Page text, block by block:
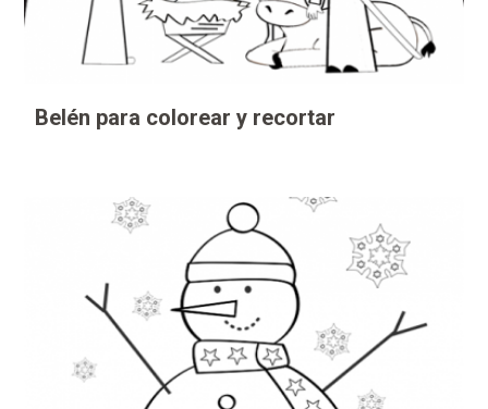
Belén para colorear y recortar